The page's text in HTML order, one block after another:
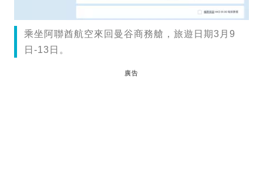
乘坐阿聯酋航空來回曼谷商務艙，旅遊日期3月9
日-13日。
廣告